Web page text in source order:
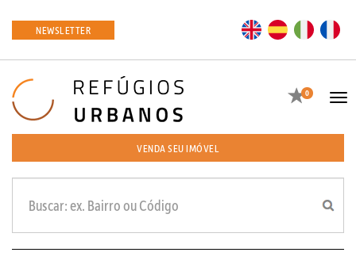
NEWSLETTER EN ES
Favoritos
0
VENDA SEU IMÓVEL